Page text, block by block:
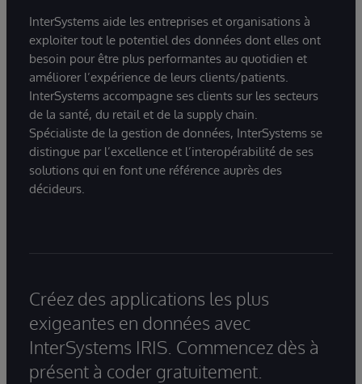
InterSystems aide les entreprises et organisations à
exploiter tout le potentiel des données dont elles ont
besoin pour être plus performantes au quotidien et
améliorer l’expérience de leurs clients/patients.
InterSystems accompagne ses clients sur les secteurs
de la santé, du retail et de la supply chain.
Spécialiste de la gestion de données, InterSystems se
distingue par l’excellence et l’interopérabilité de ses
solutions qui en font une référence auprès des
décideurs.
Créez des applications les plus
exigeantes en données avec
InterSystems IRIS. Commencez dès à
présent à coder gratuitement.